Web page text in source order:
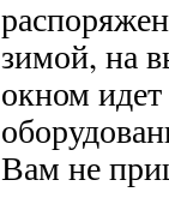
зимой, на
окном
Вам не